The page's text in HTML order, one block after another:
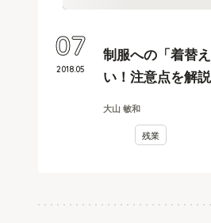
制服への「着替
い！注意点を解説
大山 敏和
残業
2018.05
07